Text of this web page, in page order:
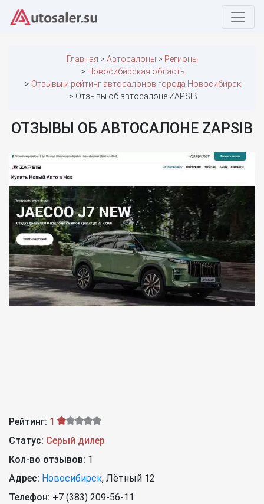
Главная Автосалоны
Регионы
Новосибирская область
Отзывы и рейтинг автосалонов города Новосибирск
Отзывы об автосалоне ZAPSIB
ОТЗЫВЫ ОБ АВТОСАЛОНЕ ZAPSIB
Рейтинг: 1
Статус: Серый дилер
Кол-во отзывов: 1
Адрес: Новосибирск, Лётный 12
Телефон: +7 (383) 209-56-11